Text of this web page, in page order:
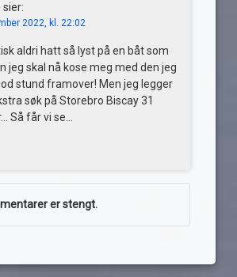
sier:
2022, kl. 22:02
aldri hatt så lyst på en båt som
jeg skal nå kose meg med den jeg
stund framover! Men jeg legger
søk på Storebro Biscay 31
Så får vi se…
er stengt.